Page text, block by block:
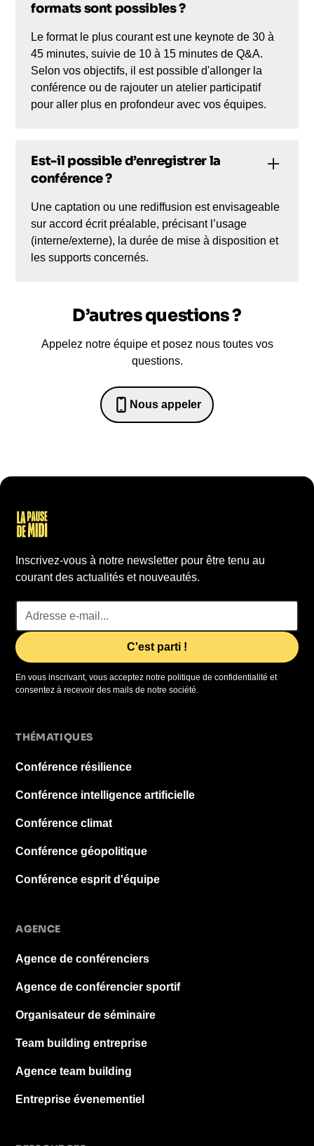
formats sont possibles ?
Le format le plus courant est une keynote de 30 à
45 minutes, suivie de 10 à 15 minutes de Q&A.
Selon vos objectifs, il est possible d'allonger la
conférence ou de rajouter un atelier participatif
pour aller plus en profondeur avec vos équipes.
Est-il possible d’enregistrer la
conférence ?
Une captation ou une rediffusion est envisageable
sur accord écrit préalable, précisant l’usage
(interne/externe), la durée de mise à disposition et
les supports concernés.
D’autres questions ?
Appelez notre équipe et posez nous toutes vos
questions.
Nous appeler
0652698481
Inscrivez-vous à notre newsletter pour être tenu au
courant des actualités et nouveautés.
En vous inscrivant, vous acceptez notre politique de confidentialité et
consentez à recevoir des mails de notre société.
THÉMATIQUES
Conférence résilience
Conférence intelligence artificielle
Conférence climat
Conférence géopolitique
Conférence esprit d'équipe
AGENCE
Agence de conférenciers
Agence de conférencier sportif
Organisateur de séminaire
Team building entreprise
Agence team building
Entreprise évenementiel